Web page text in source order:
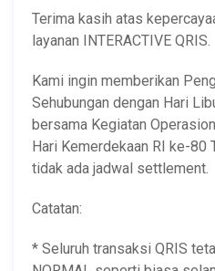
Terima kasih atas
layanan INTERACTIVE QRIS.
Kami ingin memberikan
Sehubungan dengan Hari
bersama Kegiatan
Hari Kemerdekaan RI ke-
tidak ada jadwal settlement.
Catatan:
* Seluruh transaksi QRIS